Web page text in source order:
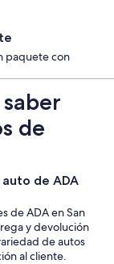
paquete con
de
de ADA
de ADA en San
y devolución
de autos
al cliente.